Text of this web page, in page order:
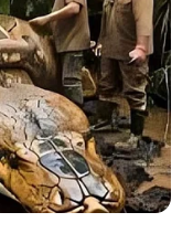
www.inselparadie
und Freizeitbad
und
Angeboten
unterwww.